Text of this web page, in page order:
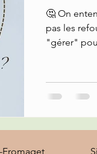
🤔 On
pas les
"gérer"
Li-Fromaget Siret